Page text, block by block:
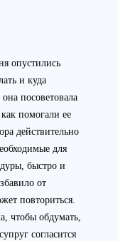
опустились
и куда
посоветовала
помогали ее
действительно
для
быстро и
от
повториться.
чтобы обдумать,
согласится